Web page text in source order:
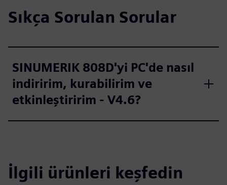
Sıkça Sorulan Sorular
SINUMERIK 808D'yi PC'de nasıl
indiririm, kurabilirim ve
etkinleştiririm - V4.6?
İlgili ürünleri keşfedin